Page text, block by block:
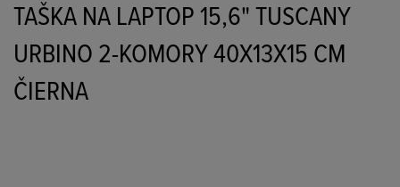
TAŠKA NA LAPTOP 15,6" TUSCANY
URBINO 2-KOMORY 40X13X15 CM
ČIERNA